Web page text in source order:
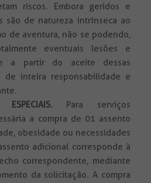
riscos. Embora geridos e
são de natureza intrínseca ao
de aventura, não se podendo,
eventuais lesões e
a partir do aceite dessas
de inteira responsabilidade e
ESPECIAIS. Para serviços
a compra de 01 assento
obesidade ou necessidades
adicional corresponde à
correspondente, mediante
da solicitação. A compra